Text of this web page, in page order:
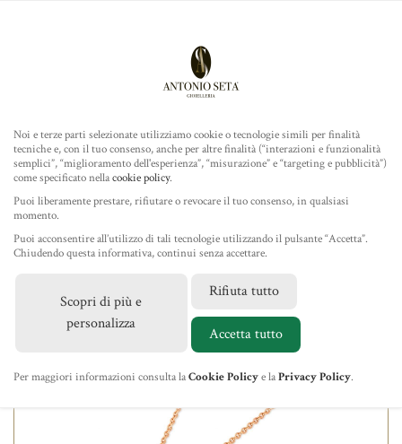
ROLEX
TUDOR
GIOIELLERIA
IL NEGOZIO
NEWS
CONTATTI
Home/Gioielleria/Ponte Vecchio Gioielli
Pendente in Oro Giallo con Diamanti e Quarzo Citrino
Noi e terze parti selezionate utilizziamo cookie o tecnologie simili per finalità
tecniche e, con il tuo consenso, anche per altre finalità (“interazioni e funzionalità
semplici”, “miglioramento dell'esperienza”, “misurazione” e “targeting e pubblicità”)
come specificato nellacookie policy.
Puoi liberamente prestare, rifiutare o revocare il tuo consenso, in qualsiasi
momento.
Puoi acconsentire all’utilizzo di tali tecnologie utilizzando il pulsante “Accetta”.
Chiudendo questa informativa, continui senza accettare.
Scopri di più e
personalizza
Rifiuta tutto
Accetta tutto
Per maggiori informazioni consulta laCookie Policye laPrivacy Policy.